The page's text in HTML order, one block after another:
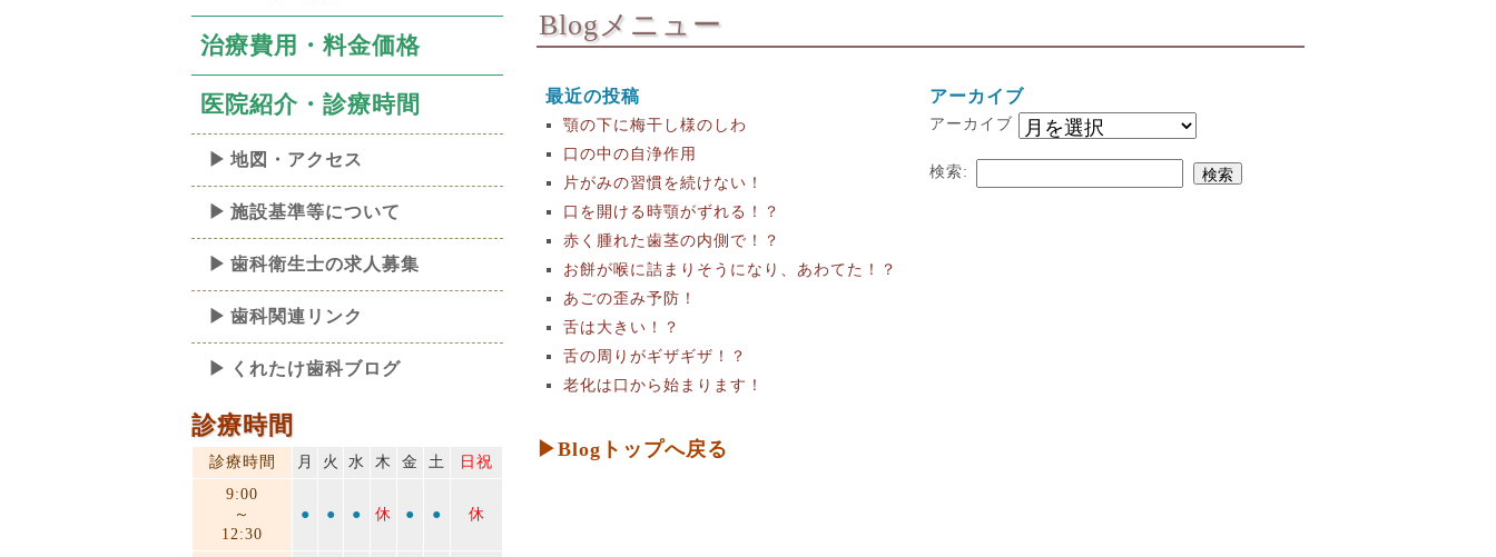
治療費用・料金価格
医院紹介・診療時間
地図・アクセス
施設基準等について
歯科衛生士の求人募集
歯科関連リンク
くれたけ歯科ブログ
Blogメニュー
最近の投稿
顎の下に梅干し様のしわ
口の中の自浄作用
片がみの習慣を続けない！
口を開ける時顎がずれる！？
赤く腫れた歯茎の内側で！？
お餅が喉に詰まりそうになり、あわてた！？
あごの歪み予防！
舌は大きい！？
舌の周りがギザギザ！？
老化は口から始まります！
アーカイブ
アーカイブ
検索:
▶Blogトップへ戻る
診療時間
診療時間 月 火 水 木 金 土
日祝
9:00
～
12:30
● ● ● 休 ● ● 休